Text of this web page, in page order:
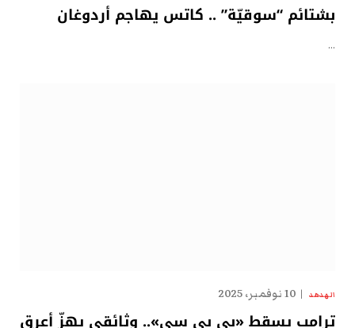
بشتائم “سوقيّة” .. كاتس يهاجم أردوغان
…
الهدهد 10 نوفمبر، 2025
ترامب يسقط «بي بي سي».. وثائقي يهزّ أعرق